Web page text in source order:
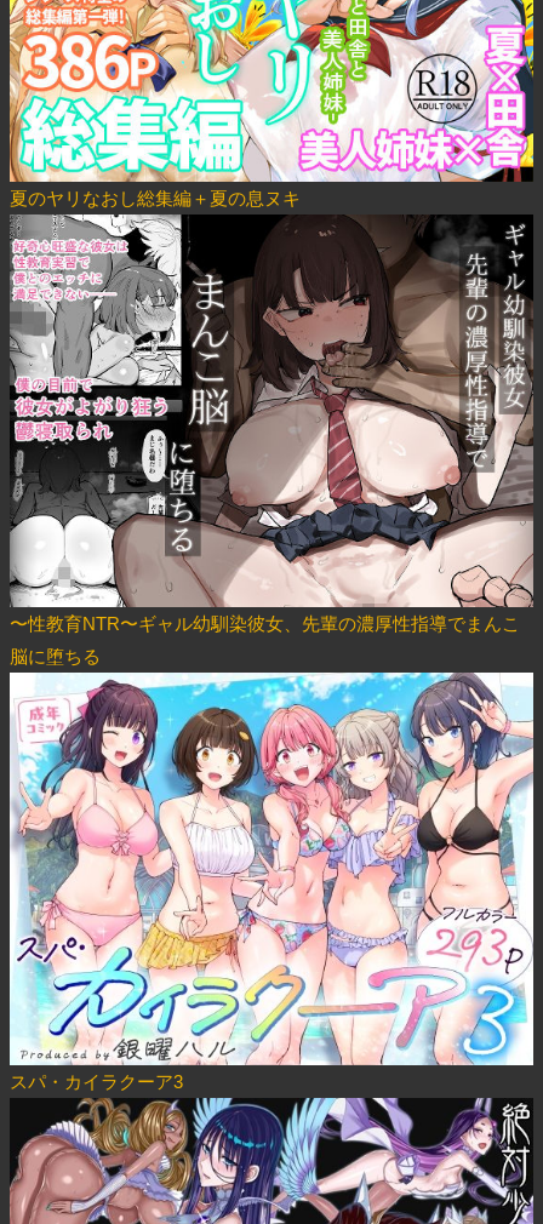
夏のヤリなおし総集編＋夏の息ヌキ
〜性教育NTR〜ギャル幼馴染彼女、先輩の濃厚性指導でまんこ
脳に堕ちる
スパ・カイラクーア3